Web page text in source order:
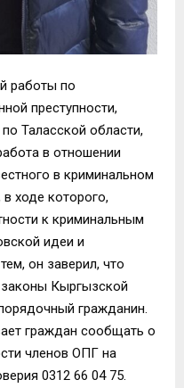
работы по
преступности,
Таласской области,
в отношении
в криминальном
ходе которого,
к криминальным
идеи и
он заверил, что
Кыргызской
гражданин.
граждан сообщать о
членов ОПГ на
0312 66 04 75.